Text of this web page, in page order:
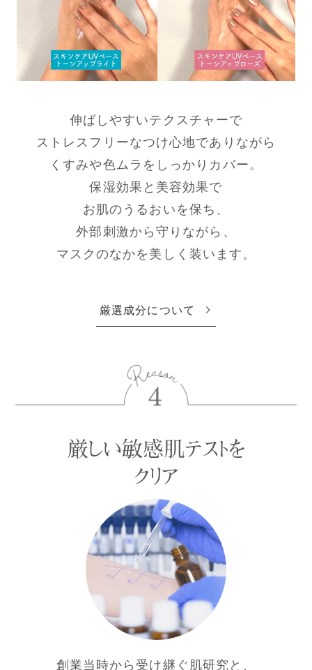
伸ばしやすいテクスチャーで
ストレスフリーなつけ心地でありながら
くすみや色ムラをしっかりカバー。
保湿効果と美容効果で
お肌のうるおいを保ち、
外部刺激から守りながら、
マスクのなかを美しく装います。
厳選成分について
厳しい敏感肌テストを
クリア
創業当時から受け継ぐ肌研究と、